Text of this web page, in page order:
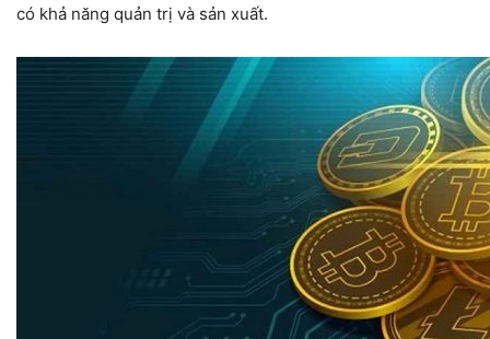
có khả năng quản trị và sản xuất.